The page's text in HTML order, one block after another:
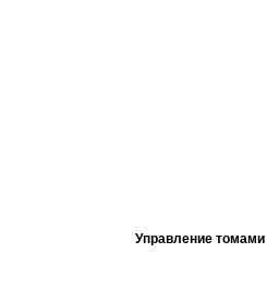
Управление томами